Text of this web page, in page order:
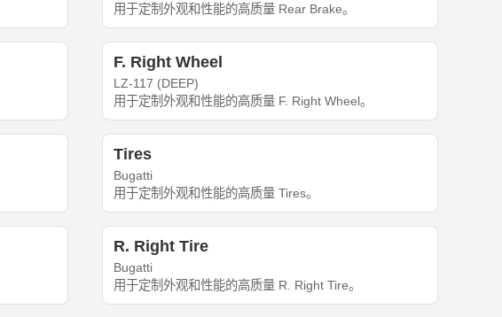
用于定制外观和性能的高质量 Rear Brake。
F. Right Wheel
LZ-117 (DEEP)
用于定制外观和性能的高质量 F. Right Wheel。
Tires
Bugatti
用于定制外观和性能的高质量 Tires。
R. Right Tire
Bugatti
用于定制外观和性能的高质量 R. Right Tire。